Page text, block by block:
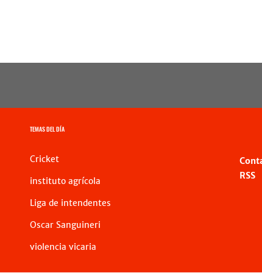
TEMAS DEL DÍA
Cricket
instituto agrícola
Liga de intendentes
Oscar Sanguineri
violencia vicaria
RSS